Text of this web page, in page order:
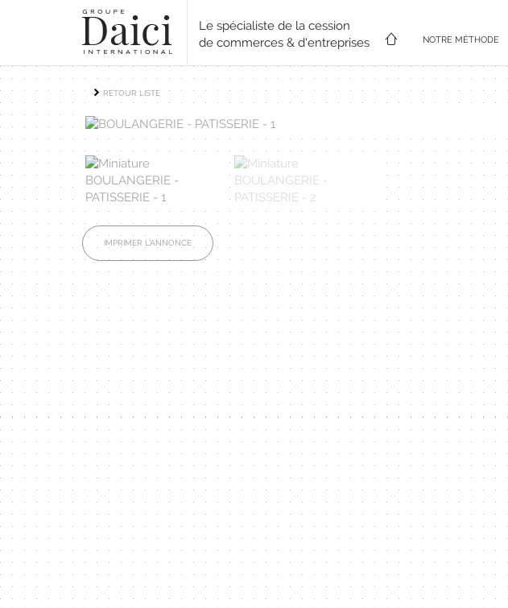
Le spécialiste de la cession
de commerces & d'entreprises
NOTRE MÉTHODE
RETOUR LISTE
IMPRIMER L'ANNONCE